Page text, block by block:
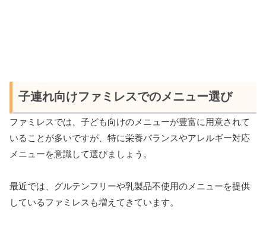
子連れ向けファミレスでのメニュー選び
ファミレスでは、子ども向けのメニューが豊富に用意されて
いることが多いですが、特に栄養バランスやアレルギー対応
メニューを意識して選びましょう。
最近では、グルテンフリーや乳製品不使用のメニューを提供
しているファミレスも増えてきています。